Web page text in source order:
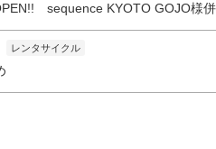
sequence KYOTO GOJO様
レンタサイクル